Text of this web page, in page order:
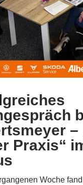
–
Praxis“
Woche